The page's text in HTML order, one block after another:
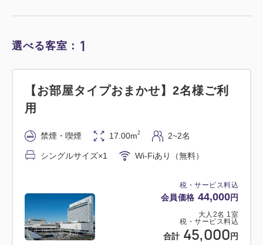
選べる客室： 1
税・サービス料込
会員価格 44,000円
大人 2名 1室
税・サービス料込
合計 45,000 円
【お部屋タイプおまかせ】2名様ご利
用
禁煙・喫煙 17.00m2 2~2名
シングルサイズ×1 Wi-Fiあり（無料）